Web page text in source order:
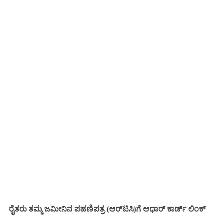
ರೈತರು ತಮ್ಮ ಜಮೀನಿನ ಪಹಣಿಪತ್ರ (ಆರ್‌ಟಿಸಿ)ಗೆ ಆಧಾರ್ ಕಾರ್ಡ್ ಲಿಂಕ್